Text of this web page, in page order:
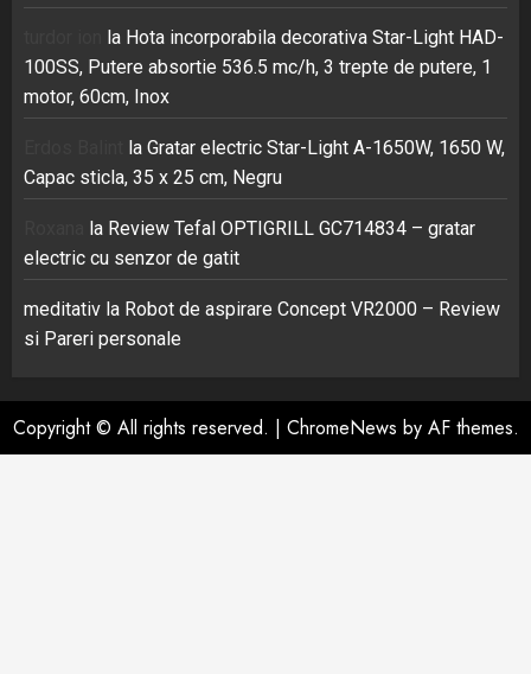
la Hota incorporabila decorativa Star-Light HAD-
100SS, Putere absortie 536.5 mc/h, 3 trepte de putere, 1
motor, 60cm, Inox
la Gratar electric Star-Light A-1650W, 1650 W,
Capac sticla, 35 x 25 cm, Negru
la Review Tefal OPTIGRILL GC714834 – gratar
electric cu senzor de gatit
meditativ la Robot de aspirare Concept VR2000 – Review
si Pareri personale
Copyright © All rights reserved. | ChromeNews by AF themes.